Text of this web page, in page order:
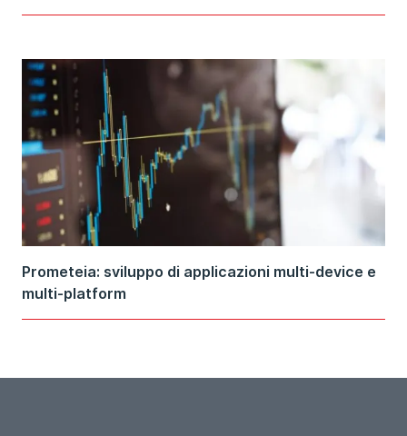
Prometeia: sviluppo di applicazioni multi-device e
multi-platform